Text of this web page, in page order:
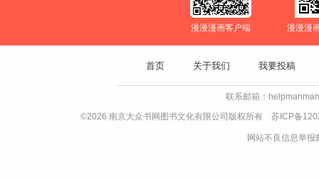
漫漫漫画客户端 漫漫漫
首页 关于我们 我要投稿
联系邮箱：
©2026 南京大众书网图书文化有限公司版权所有 苏ICP备
网站不良信息举